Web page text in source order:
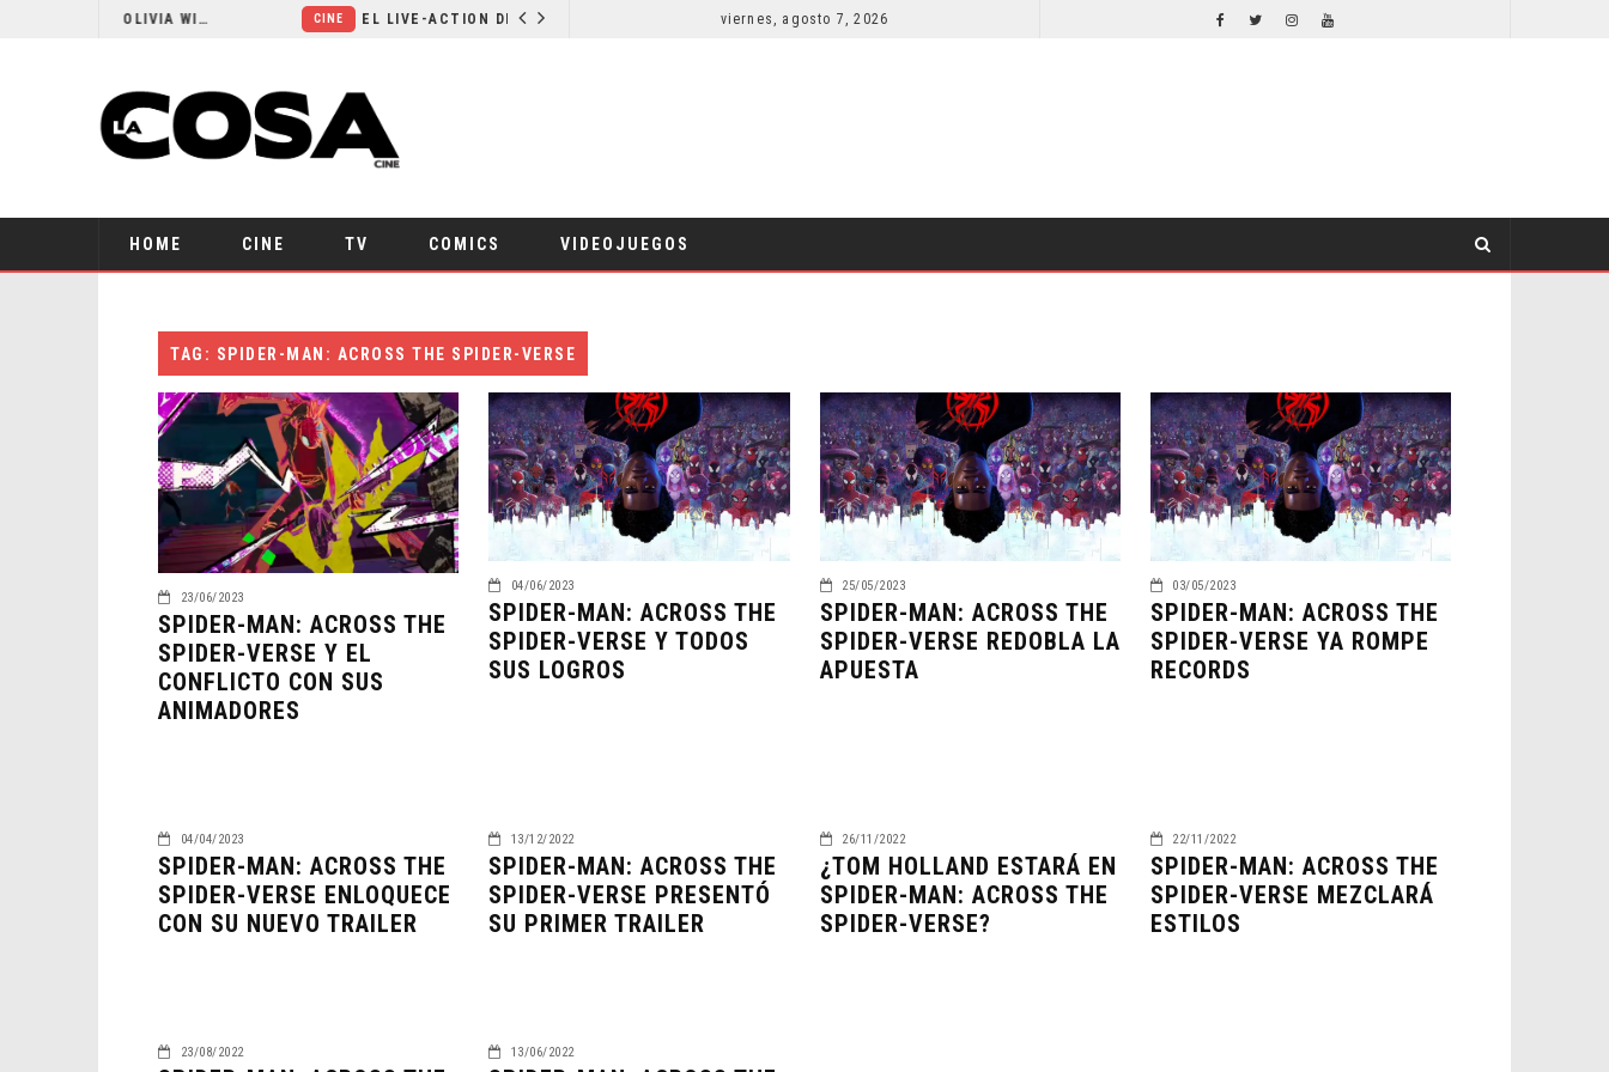
viernes, agosto 7, 2026
HOME CINE TV COMICS VIDEOJUEGOS
TAG: SPIDER-MAN: ACROSS THE SPIDER-VERSE
23/06/2023
SPIDER-MAN: ACROSS THE
SPIDER-VERSE Y EL
CONFLICTO CON SUS
ANIMADORES
04/06/2023
SPIDER-MAN: ACROSS THE
SPIDER-VERSE Y TODOS
SUS LOGROS
25/05/2023
SPIDER-MAN: ACROSS THE
SPIDER-VERSE REDOBLA LA
APUESTA
03/05/2023
SPIDER-MAN: ACROSS THE
SPIDER-VERSE YA ROMPE
RECORDS
04/04/2023
SPIDER-MAN: ACROSS THE
SPIDER-VERSE ENLOQUECE
CON SU NUEVO TRAILER
13/12/2022
SPIDER-MAN: ACROSS THE
SPIDER-VERSE PRESENTÓ
SU PRIMER TRAILER
26/11/2022
¿TOM HOLLAND ESTARÁ EN
SPIDER-MAN: ACROSS THE
SPIDER-VERSE?
22/11/2022
SPIDER-MAN: ACROSS THE
SPIDER-VERSE MEZCLARÁ
ESTILOS
23/08/2022 13/06/2022